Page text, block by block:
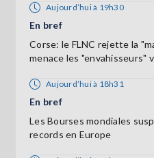
Aujourd’hui à 19h30
En bref
Corse: le FLNC rejette la
menace les "envahisseurs"
Aujourd’hui à 18h31
En bref
Les Bourses mondiales
records en Europe